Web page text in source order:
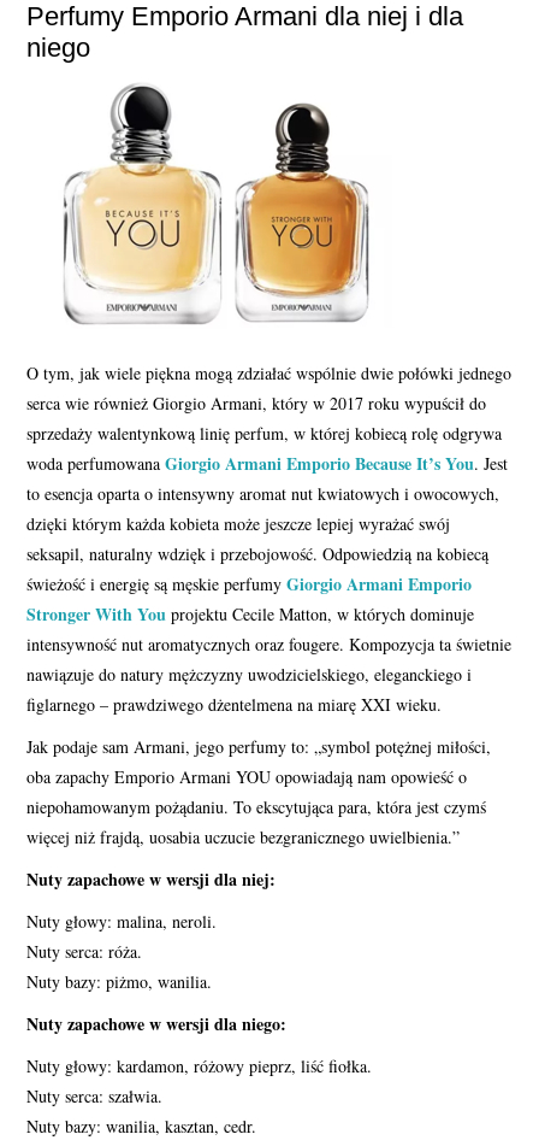
Perfumy Emporio Armani dla niej i dla
niego
O tym, jak wiele piękna mogą zdziałać wspólnie dwie połówki jednego
serca wie również Giorgio Armani, który w 2017 roku wypuścił do
sprzedaży walentynkową linię perfum, w której kobiecą rolę odgrywa
woda perfumowanaGiorgio Armani Emporio Because It’s You. Jest
to esencja oparta o intensywny aromat nut kwiatowych i owocowych,
dzięki którym każda kobieta może jeszcze lepiej wyrażać swój
seksapil, naturalny wdzięk i przebojowość. Odpowiedzią na kobiecą
świeżość i energię są męskie perfumyGiorgio Armani Emporio
Stronger With You projektu Cecile Matton, w których dominuje
intensywność nut aromatycznych oraz fougere. Kompozycja ta świetnie
nawiązuje do natury mężczyzny uwodzicielskiego, eleganckiego i
figlarnego – prawdziwego dżentelmena na miarę XXI wieku.
Jak podaje sam Armani, jego perfumy to: „symbol potężnej miłości,
oba zapachy Emporio Armani YOU opowiadają nam opowieść o
niepohamowanym pożądaniu. To ekscytująca para, która jest czymś
więcej niż frajdą, uosabia uczucie bezgranicznego uwielbienia.”
Nuty zapachowe w wersji dla niej:
Nuty głowy: malina, neroli.
Nuty serca: róża.
Nuty bazy: piżmo, wanilia.
Nuty zapachowe w wersji dla niego:
Nuty głowy: kardamon, różowy pieprz, liść fiołka.
Nuty serca: szałwia.
Nuty bazy: wanilia, kasztan, cedr.